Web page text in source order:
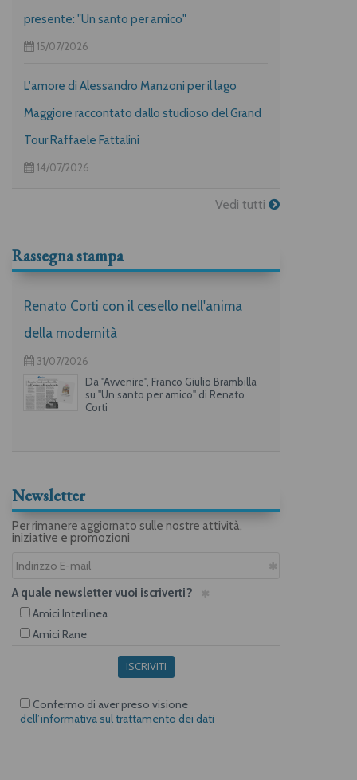
presente: "Un santo per amico"
15/07/2026
L'amore di Alessandro Manzoni per il lago
Maggiore raccontato dallo studioso del Grand
Tour Raffaele Fattalini
14/07/2026
Vedi tutti
Rassegna stampa
Renato Corti con il cesello nell'anima
della modernità
31/07/2026
Da "Avvenire", Franco Giulio Brambilla
su "Un santo per amico" di Renato
Corti
Newsletter
Per rimanere aggiornato sulle nostre attività,
iniziative e promozioni
A quale newsletter vuoi iscriverti?
Amici Interlinea
Amici Rane
ISCRIVITI
Confermo di aver preso visione
dell’informativa sul trattamento dei dati